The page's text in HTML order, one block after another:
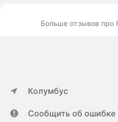
Больше отзывов про
Колумбус
Сообщить об ошибке